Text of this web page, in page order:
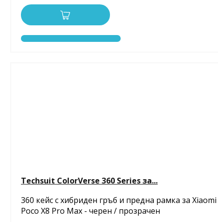
Techsuit ColorVerse 360 Series за...
360 кейс с хибриден гръб и предна рамка за Xiaomi
Poco X8 Pro Max - черен / прозрачен